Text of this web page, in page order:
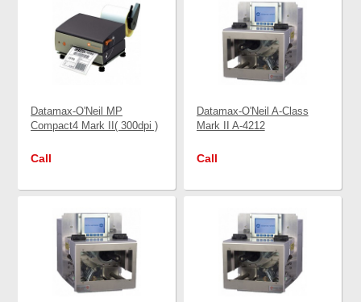
Datamax-O'Neil MP
Compact4 Mark II( 300dpi )
Call
Datamax-O'Neil A-Class
Mark II A-4212
Call